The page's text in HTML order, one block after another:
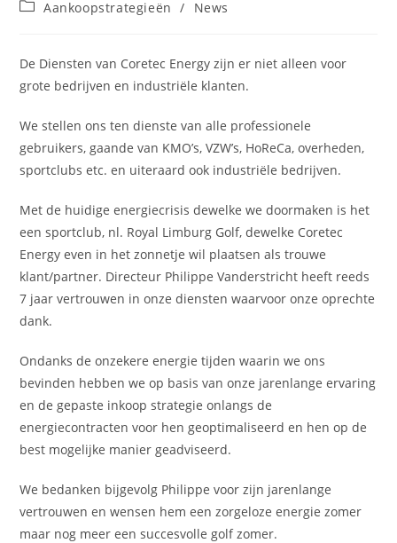
PostAankoopstrategieën / News
De Diensten van Coretec Energy zijn er niet alleen voor
grote bedrijven en industriële klanten.
We stellen ons ten dienste van alle professionele
gebruikers, gaande van KMO’s, VZW’s, HoReCa, overheden,
sportclubs etc. en uiteraard ook industriële bedrijven.
Met de huidige energiecrisis dewelke we doormaken is het
een sportclub, nl. Royal Limburg Golf, dewelke Coretec
Energy even in het zonnetje wil plaatsen als trouwe
klant/partner. Directeur Philippe Vanderstricht heeft reeds
7 jaar vertrouwen in onze diensten waarvoor onze oprechte
dank.
Ondanks de onzekere energie tijden waarin we ons
bevinden hebben we op basis van onze jarenlange ervaring
en de gepaste inkoop strategie onlangs de
energiecontracten voor hen geoptimaliseerd en hen op de
best mogelijke manier geadviseerd.
We bedanken bijgevolg Philippe voor zijn jarenlange
vertrouwen en wensen hem een zorgeloze energie zomer
maar nog meer een succesvolle golf zomer.